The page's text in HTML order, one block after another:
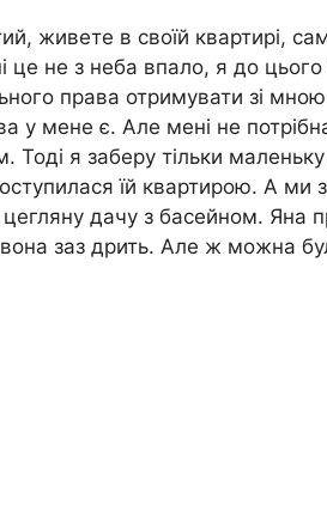
живете в своїй квартирі,
не з неба впало, я до цього
права отримувати зі
у мене є. Але мені не
я заберу тільки
їй квартирою. А ми
дачу з басейном. Яна
вона заз дрить. Але ж можна